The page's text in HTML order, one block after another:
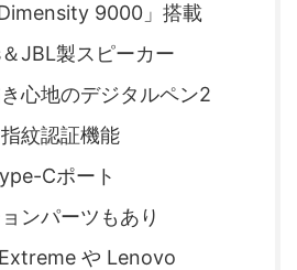
9000」搭載
JBL製スピーカー
心地のデジタルペン2
紋認証機能
Cポート
ンパーツもあり
や Lenovo